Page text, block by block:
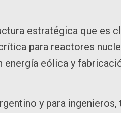
estratégica que es
para reactores
energía eólica y
y para